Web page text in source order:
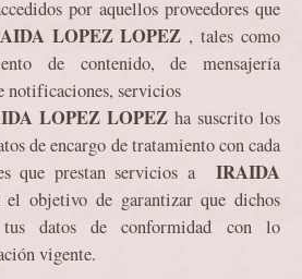
por aquellos proveedores que
LOPEZ LOPEZ , tales como
de contenido, de mensajería
notificaciones, servicios
LOPEZ LOPEZ ha suscrito los
de encargo de tratamiento con cada
que prestan servicios a IRAIDA
objetivo de garantizar que dichos
tus datos de conformidad con lo
vigente.